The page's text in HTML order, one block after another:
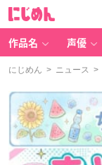
作品名 声優
にじめん > ニュース >